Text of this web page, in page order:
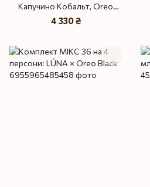
Капучино Кобальт, Oreo
Black на 4 персони
4 330 ₴